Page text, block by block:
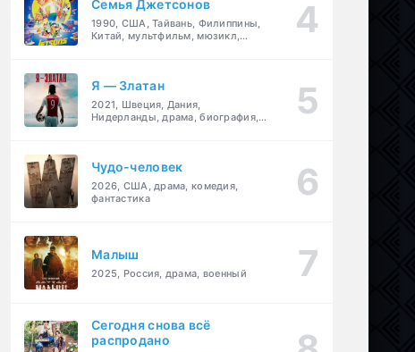
Семья Джетсонов
1990, США, Тайвань, Филиппины,
Китай, мультфильм, мюзикл,
Я — Златан
2021, Швеция, Дания,
Нидерланды, драма, биография,
Чудо-человек
2026, США, драма, комедия,
фантастика
Малыш
2025, Россия, драма, военный
Сегодня снова всё
распродано